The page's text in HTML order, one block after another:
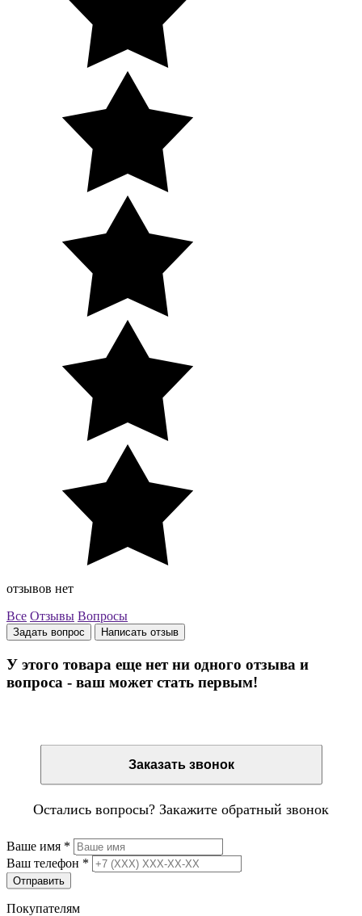
отзывов нет
Все Отзывы Вопросы
Задать вопрос Написать отзыв
У этого товара еще нет ни одного отзыва и
вопроса - ваш может стать первым!
Заказать звонок
Остались вопросы? Закажите обратный звонок
Ваше имя *
Ваш телефон *
Отправить
Покупателям